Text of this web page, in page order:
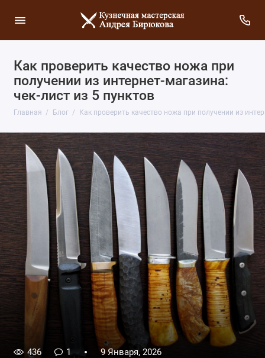
Как проверить качество ножа при
получении из интернет-магазина:
чек-лист из 5 пунктов
Главная Блог Как проверить качество ножа при получении из
436 1 9 Января, 2026